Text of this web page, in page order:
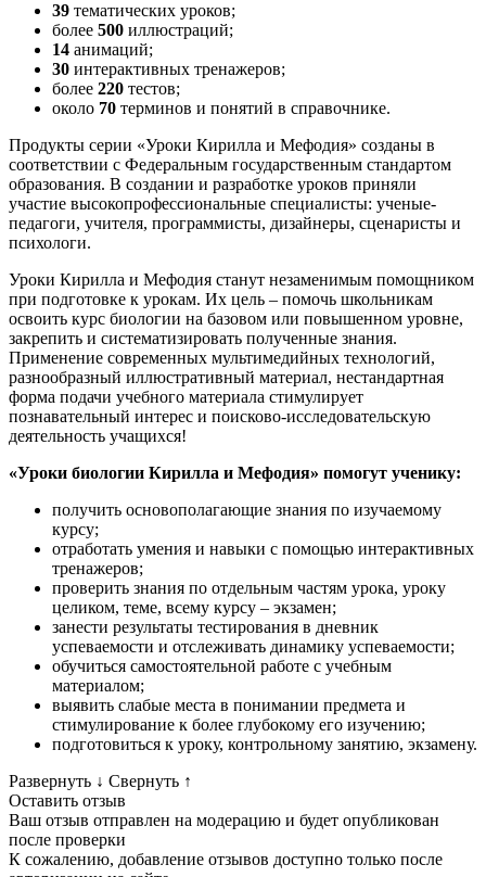
39 тематических уроков;
более 500 иллюстраций;
14 анимаций;
30 интерактивных тренажеров;
более 220 тестов;
около 70 терминов и понятий в справочнике.
Продукты серии «Уроки Кирилла и Мефодия» созданы в
соответствии с Федеральным государственным стандартом
образования. В создании и разработке уроков приняли
участие высокопрофессиональные специалисты: ученые-
педагоги, учителя, программисты, дизайнеры, сценаристы и
психологи.
Уроки Кирилла и Мефодия станут незаменимым помощником
при подготовке к урокам. Их цель – помочь школьникам
освоить курс биологии на базовом или повышенном уровне,
закрепить и систематизировать полученные знания.
Применение современных мультимедийных технологий,
разнообразный иллюстративный материал, нестандартная
форма подачи учебного материала стимулирует
познавательный интерес и поисково-исследовательскую
деятельность учащихся!
«Уроки биологии Кирилла и Мефодия» помогут ученику:
получить основополагающие знания по изучаемому
курсу;
отработать умения и навыки с помощью интерактивных
тренажеров;
проверить знания по отдельным частям урока, уроку
целиком, теме, всему курсу – экзамен;
занести результаты тестирования в дневник
успеваемости и отслеживать динамику успеваемости;
обучиться самостоятельной работе с учебным
материалом;
выявить слабые места в понимании предмета и
стимулирование к более глубокому его изучению;
подготовиться к уроку, контрольному занятию, экзамену.
Развернуть ↓ Свернуть ↑
Оставить отзыв
Ваш отзыв отправлен на модерацию и будет опубликован
после проверки
К сожалению, добавление отзывов доступно только после